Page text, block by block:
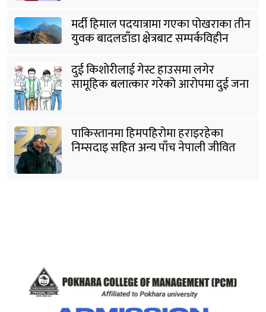
मर्दी हिमाल पदयात्रामा गएका पोखराका तीन
युवक बादलडाँडा क्षेत्रबाट सम्पर्कविहीन
दुई किशोरीलाई गेस्ट हाउसमा लगेर
सामूहिक बलात्कार गरेको आरोपमा दुई जना
पक्राउ
पाकिस्तानमा हिमपहिरोमा हराइरहेका
निम्सदाइ सहित अन्य पाँच नेपाली जीवित
भेटिने आशा कमजोर, युक्तको शव निकालियो